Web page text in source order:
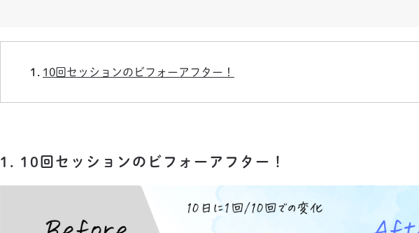
10回セッションのビフォーアフター！
1. 10回セッションのビフォーアフター！